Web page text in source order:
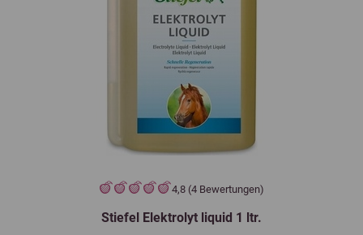
4,8 (4 Bewertungen)
Stiefel Elektrolyt liquid 1 ltr.